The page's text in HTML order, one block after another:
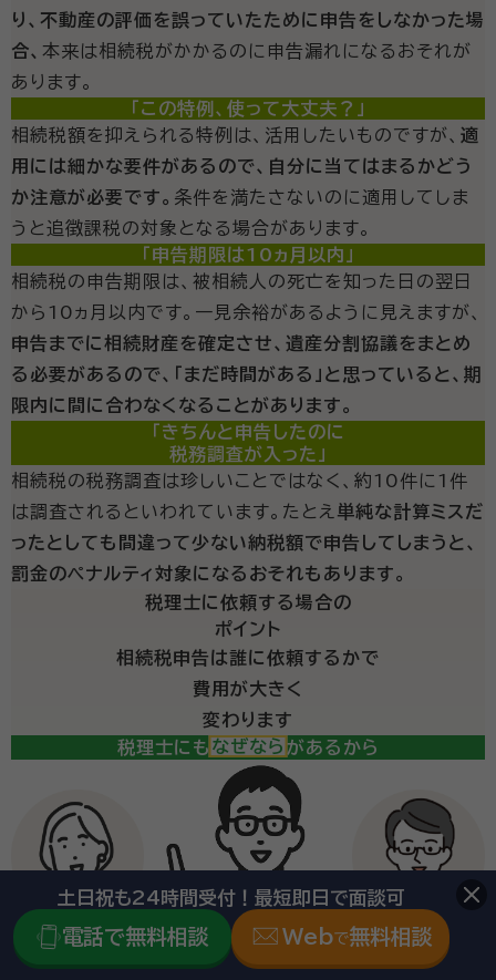
り、不動産の評価を誤っていたために申告をしなかった場
合、 本来は相続税がかかるのに申告漏れになるおそれが
あります。
「この特例、使って大丈夫？」
相続税額を抑えられる特例は、活用したいものですが、 適
用には細かな要件があるので、自分に当てはまるかどう
か注意が必要です。 条件を満たさないのに適用してしま
うと追徴課税の対象となる場合があります。
「申告期限は10ヵ月以内」
相続税の申告期限は、被相続人の死亡を知った日の翌日
から10ヵ月以内です。一見余裕があるように見えますが、
申告までに相続財産を確定させ、遺産分割協議をまとめ
る必要があるので、「まだ時間がある」と思っていると、期
限内に間に合わなくなることがあります。
「きちんと申告したのに
税務調査が入った」
相続税の税務調査は珍しいことではなく、約10件に1件
は調査されるといわれています。たとえ 単純な計算ミスだ
ったとしても間違って少ない納税額で申告してしまうと、
罰金のペナルティ対象になるおそれもあります。
税理士に依頼する場合の
ポイント
相続税申告は誰に依頼するかで
費用が大きく
変わります
税理士にも得意分野があるから
法人税務に
相続税申告に
会社設立に
強い税理士
土日祝も24時間受付！最短即日で面談可
電話で無料相談 Webで無料相談